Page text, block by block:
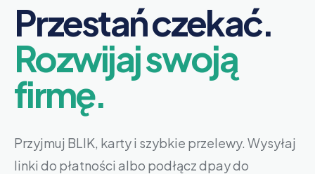
Przestań czekać.
Rozwijaj swoją
firmę.
Przyjmuj BLIK, karty i szybkie przelewy. Wysyłaj
linki do płatności albo podłącz dpay do